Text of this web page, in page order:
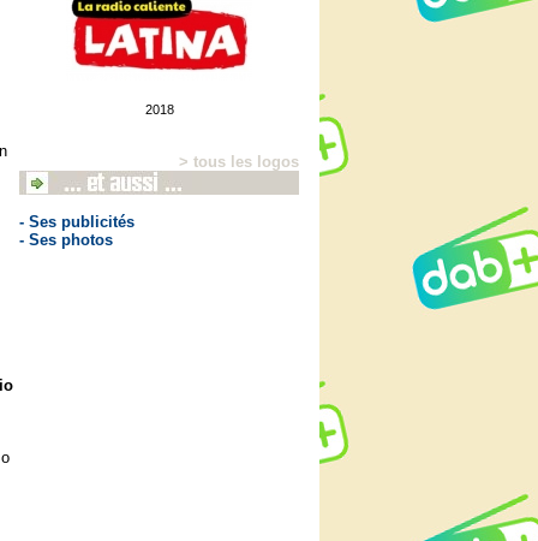
2018
> tous les logos
- Ses publicités
- Ses photos